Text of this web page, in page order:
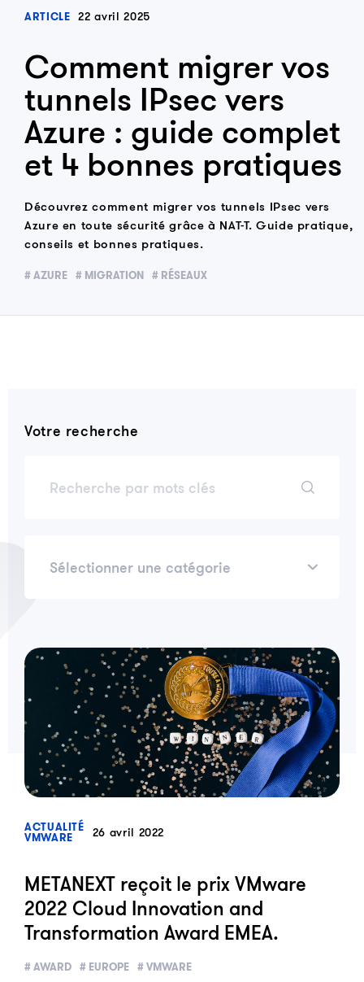
ARTICLE 22 avril 2025
Comment migrer vos
tunnels IPsec vers
Azure : guide complet
et 4 bonnes pratiques
Découvrez comment migrer vos tunnels IPsec vers
Azure en toute sécurité grâce à NAT-T. Guide pratique,
conseils et bonnes pratiques.
# AZURE # MIGRATION # RÉSEAUX
Votre recherche
ACTUALITÉ
VMWARE 26 avril 2022
METANEXT reçoit le prix VMware
2022 Cloud Innovation and
Transformation Award EMEA.
# AWARD # EUROPE # VMWARE